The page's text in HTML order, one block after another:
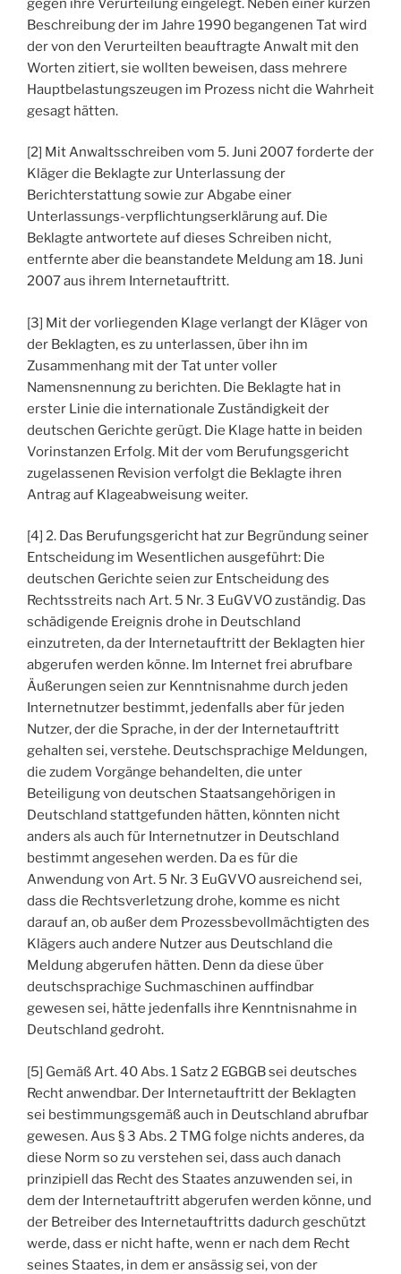
gegen ihre Verurteilung eingelegt. Neben einer kurzen
Beschreibung der im Jahre 1990 begangenen Tat wird
der von den Verurteilten beauftragte Anwalt mit den
Worten zitiert, sie wollten beweisen, dass mehrere
Hauptbelastungszeugen im Prozess nicht die Wahrheit
gesagt hätten.
[2] Mit Anwaltsschreiben vom 5. Juni 2007 forderte der
Kläger die Beklagte zur Unterlassung der
Berichterstattung sowie zur Abgabe einer
Unterlassungs-verpflichtungserklärung auf. Die
Beklagte antwortete auf dieses Schreiben nicht,
entfernte aber die beanstandete Meldung am 18. Juni
2007 aus ihrem Internetauftritt.
[3] Mit der vorliegenden Klage verlangt der Kläger von
der Beklagten, es zu unterlassen, über ihn im
Zusammenhang mit der Tat unter voller
Namensnennung zu berichten. Die Beklagte hat in
erster Linie die internationale Zuständigkeit der
deutschen Gerichte gerügt. Die Klage hatte in beiden
Vorinstanzen Erfolg. Mit der vom Berufungsgericht
zugelassenen Revision verfolgt die Beklagte ihren
Antrag auf Klageabweisung weiter.
[4] 2. Das Berufungsgericht hat zur Begründung seiner
Entscheidung im Wesentlichen ausgeführt: Die
deutschen Gerichte seien zur Entscheidung des
Rechtsstreits nach Art. 5 Nr. 3 EuGVVO zuständig. Das
schädigende Ereignis drohe in Deutschland
einzutreten, da der Internetauftritt der Beklagten hier
abgerufen werden könne. Im Internet frei abrufbare
Äußerungen seien zur Kenntnisnahme durch jeden
Internetnutzer bestimmt, jedenfalls aber für jeden
Nutzer, der die Sprache, in der der Internetauftritt
gehalten sei, verstehe. Deutschsprachige Meldungen,
die zudem Vorgänge behandelten, die unter
Beteiligung von deutschen Staatsangehörigen in
Deutschland stattgefunden hätten, könnten nicht
anders als auch für Internetnutzer in Deutschland
bestimmt angesehen werden. Da es für die
Anwendung von Art. 5 Nr. 3 EuGVVO ausreichend sei,
dass die Rechtsverletzung drohe, komme es nicht
darauf an, ob außer dem Prozessbevollmächtigten des
Klägers auch andere Nutzer aus Deutschland die
Meldung abgerufen hätten. Denn da diese über
deutschsprachige Suchmaschinen auffindbar
gewesen sei, hätte jedenfalls ihre Kenntnisnahme in
Deutschland gedroht.
[5] Gemäß Art. 40 Abs. 1 Satz 2 EGBGB sei deutsches
Recht anwendbar. Der Internetauftritt der Beklagten
sei bestimmungsgemäß auch in Deutschland abrufbar
gewesen. Aus § 3 Abs. 2 TMG folge nichts anderes, da
diese Norm so zu verstehen sei, dass auch danach
prinzipiell das Recht des Staates anzuwenden sei, in
dem der Internetauftritt abgerufen werden könne, und
der Betreiber des Internetauftritts dadurch geschützt
werde, dass er nicht hafte, wenn er nach dem Recht
seines Staates, in dem er ansässig sei, von der